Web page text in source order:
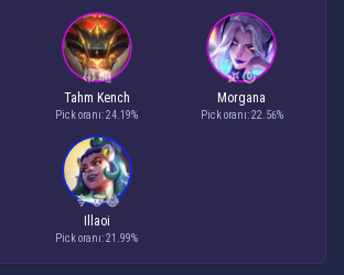
Tahm Kench
Pick oranı: 24.19%
Morgana
Pick oranı: 22.56%
Illaoi
Pick oranı: 21.99%